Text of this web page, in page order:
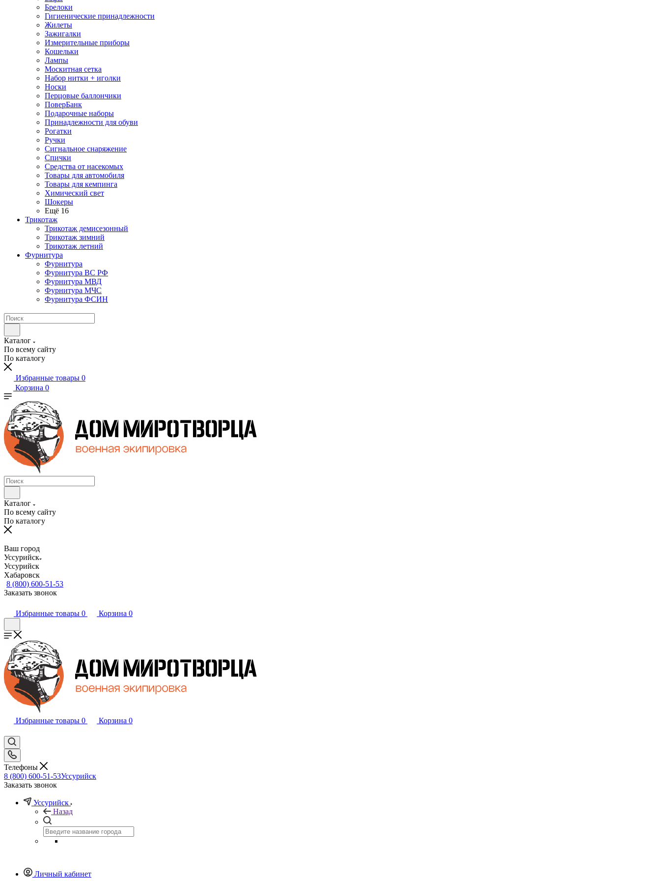
Брелоки
Гигиенические принадлежности
Жилеты
Зажигалки
Измерительные приборы
Кошельки
Лампы
Москитная сетка
Набор нитки + иголки
Носки
Перцовые баллончики
ПоверБанк
Подарочные наборы
Принадлежности для обуви
Рогатки
Ручки
Сигнальное снаряжение
Спички
Средства от насекомых
Товары для автомобиля
Товары для кемпинга
Химический свет
Шокеры
Ещё 16
Трикотаж
Трикотаж демисезонный
Трикотаж зимний
Трикотаж летний
Фурнитура
Фурнитура
Фурнитура ВС РФ
Фурнитура МВД
Фурнитура МЧС
Фурнитура ФСИН
Каталог
По всему сайту
По каталогу
Избранные товары 0
Корзина 0
Каталог
По всему сайту
По каталогу
Ваш город
Уссурийск
Уссурийск
Хабаровск
8 (800) 600-51-53
Заказать звонок
Избранные товары 0 Корзина 0
Избранные товары 0 Корзина 0
Телефоны
8 (800) 600-51-53Уссурийск
Заказать звонок
Уссурийск
Назад
Личный кабинет